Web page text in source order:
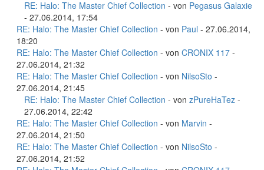
RE: Halo: The Master Chief Collection - von Pegasus Galaxie
- 27.06.2014, 17:54
RE: Halo: The Master Chief Collection - von Paul - 27.06.2014,
18:20
RE: Halo: The Master Chief Collection - von CRONIX 117 -
27.06.2014, 21:32
RE: Halo: The Master Chief Collection - von NilsoSto -
27.06.2014, 21:45
RE: Halo: The Master Chief Collection - von zPureHaTez -
27.06.2014, 22:42
RE: Halo: The Master Chief Collection - von Marvin -
27.06.2014, 21:50
RE: Halo: The Master Chief Collection - von NilsoSto -
27.06.2014, 21:52